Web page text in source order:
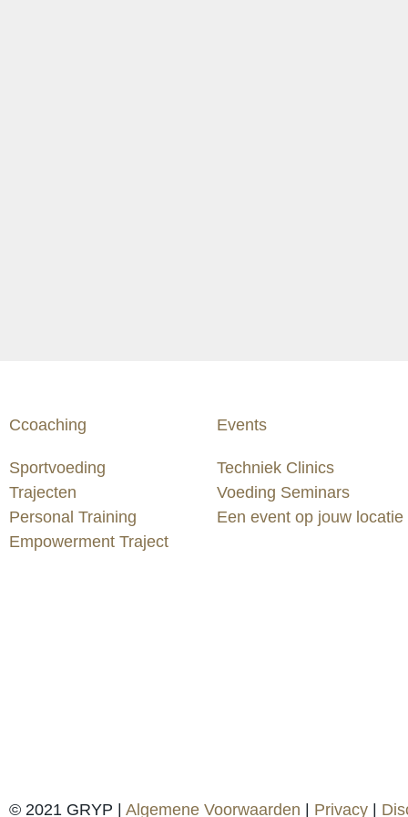
Ccoaching
Sportvoeding
Trajecten
Personal Training
Empowerment Traject
Events
Techniek Clinics
Voeding Seminars
Een event op jouw locatie
© 2021 GRYP | Algemene Voorwaarden | Privacy |